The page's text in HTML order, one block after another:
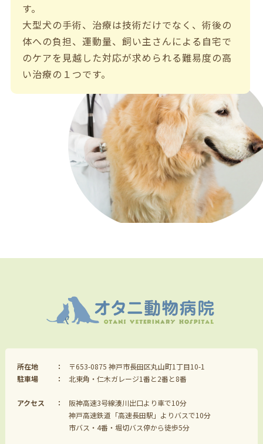
す。
大型犬の手術、治療は技術だけでなく、術後の
体への負担、運動量、飼い主さんによる自宅で
のケアを見越した対応が求められる難易度の高
い治療の１つです。
所在地
〒653-0875 神戸市長田区丸山町1丁目10-1
駐車場
北東角・仁木ガレージ1番と2番と8番
アクセス
阪神高速3号線湊川出口より車で10分
神戸高速鉄道「高速長田駅」よりバスで10分
市バス・4番・堀切バス停から徒歩5分